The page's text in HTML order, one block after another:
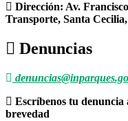
Dirección: Av.
Transporte, Santa
Denuncias
Escríbenos tu denuncia
brevedad